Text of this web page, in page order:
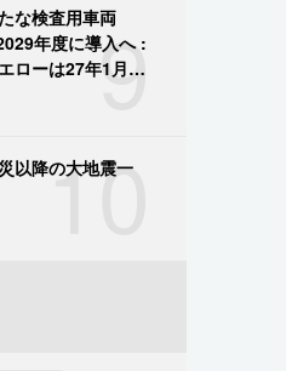
9
な検査用車両
年度に導入へ :
ローは27年1月に
10
以降の大地震一